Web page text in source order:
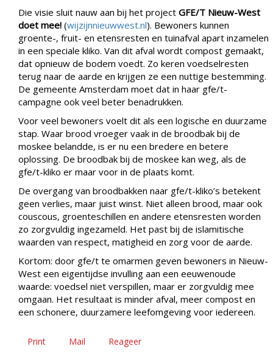
Die visie sluit nauw aan bij het project GFE/T Nieuw-West
doet mee! (wijzijnnieuwwest.nl). Bewoners kunnen
groente-, fruit- en etensresten en tuinafval apart inzamelen
in een speciale kliko. Van dit afval wordt compost gemaakt,
dat opnieuw de bodem voedt. Zo keren voedselresten
terug naar de aarde en krijgen ze een nuttige bestemming.
De gemeente Amsterdam moet dat in haar gfe/t-
campagne ook veel beter benadrukken.
Voor veel bewoners voelt dit als een logische en duurzame
stap. Waar brood vroeger vaak in de broodbak bij de
moskee belandde, is er nu een bredere en betere
oplossing. De broodbak bij de moskee kan weg, als de
gfe/t-kliko er maar voor in de plaats komt.
De overgang van broodbakken naar gfe/t-kliko’s betekent
geen verlies, maar juist winst. Niet alleen brood, maar ook
couscous, groenteschillen en andere etensresten worden
zo zorgvuldig ingezameld. Het past bij de islamitische
waarden van respect, matigheid en zorg voor de aarde.
Kortom: door gfe/t te omarmen geven bewoners in Nieuw-
West een eigentijdse invulling aan een eeuwenoude
waarde: voedsel niet verspillen, maar er zorgvuldig mee
omgaan. Het resultaat is minder afval, meer compost en
een schonere, duurzamere leefomgeving voor iedereen.
Print Mail Reageer